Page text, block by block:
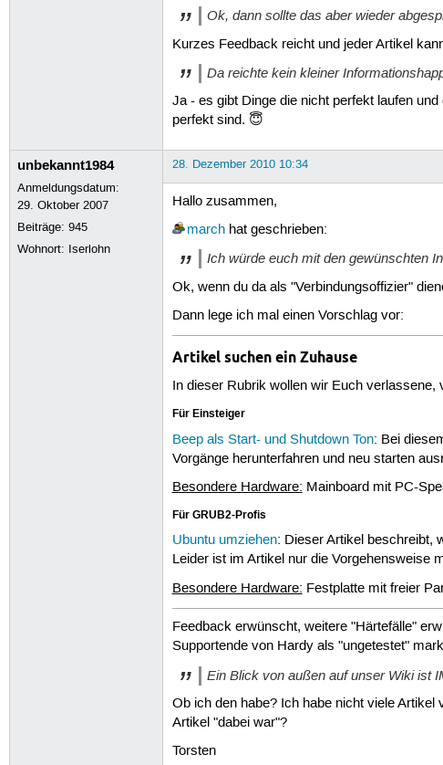
Ok, dann sollte das aber wieder
Kurzes Feedback reicht und jeder Artikel
Da reichte kein kleiner
Ja - es gibt Dinge die nicht perfekt laufen
perfekt sind. 😇
unbekannt1984
Anmeldungsdatum:
29. Oktober 2007
Beiträge:945
Wohnort: Iserlohn
28. Dezember 2010 10:34
Hallo zusammen,
marchhat geschrieben:
Ich würde euch mit den gewünschten
Ok, wenn du da als "Verbindungsoffizier"
Dann lege ich mal einen Vorschlag vor:
Artikel suchen ein Zuhause
In dieser Rubrik wollen wir Euch
Für Einsteiger
Beep als Start- und Shutdown Ton: Bei
Vorgänge herunterfahren und neu starten
Besondere Hardware: Mainboard mit PC-
Für GRUB2-Profis
Ubuntu umziehen: Dieser Artikel beschreibt,
Leider ist im Artikel nur die Vorgehensweise
Besondere Hardware: Festplatte mit freier
Feedback erwünscht, weitere "Härtefälle"
Supportende von Hardy als "ungetestet"
Ein Blick von außen auf unser Wiki ist
Ob ich den habe? Ich habe nicht viele
Artikel "dabei war"?
Torsten